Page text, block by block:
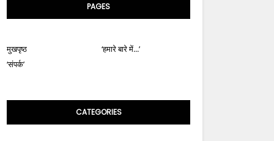
PAGES
मुखपृष्ठ
‘हमारे बारे में...’
‘संपर्क’
CATEGORIES